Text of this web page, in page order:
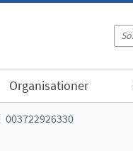
Organisationer
003722926330